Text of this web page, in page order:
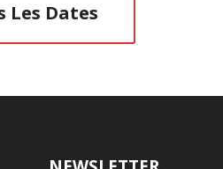
Les Dates